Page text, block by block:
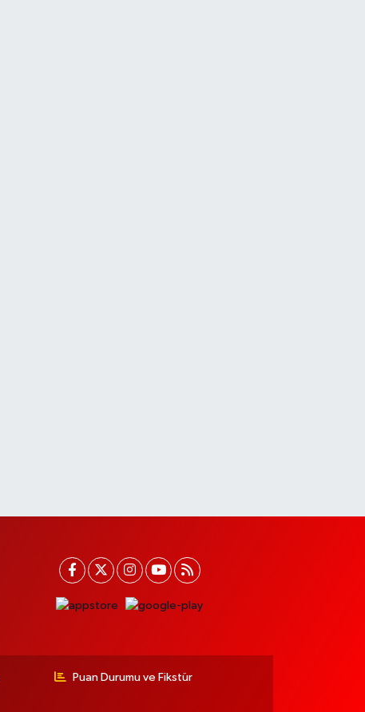
Puan Durumu ve Fikstür